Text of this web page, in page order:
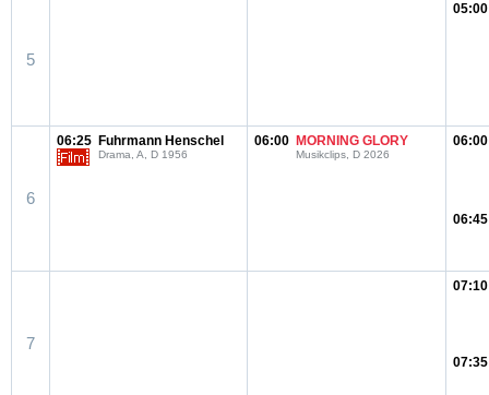
5
05:00
6
06:25 Fuhrmann Henschel
Drama, A, D 1956
06:00 MORNING GLORY
Musikclips, D 2026
06:00
06:45
7
07:10
07:35